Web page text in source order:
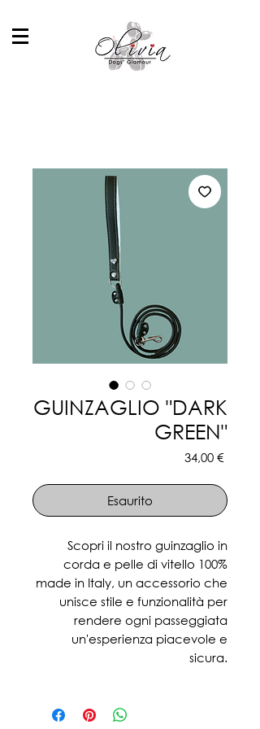
GUINZAGLIO "DARK
GREEN"
34,00 €Prezzo
Esaurito
Scopri il nostro guinzaglio in
corda e pelle di vitello 100%
made in Italy, un accessorio che
unisce stile e funzionalità per
rendere ogni passeggiata
un'esperienza piacevole e
sicura.
qualità, questo guinzaglio offre